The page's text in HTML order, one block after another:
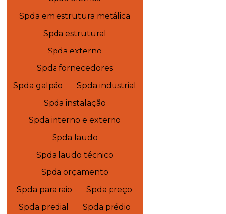
Spda em estrutura metálica
Spda estrutural
Spda externo
Spda fornecedores
Spda galpão
Spda industrial
Spda instalação
Spda interno e externo
Spda laudo
Spda laudo técnico
Spda orçamento
Spda para raio
Spda preço
Spda predial
Spda prédio